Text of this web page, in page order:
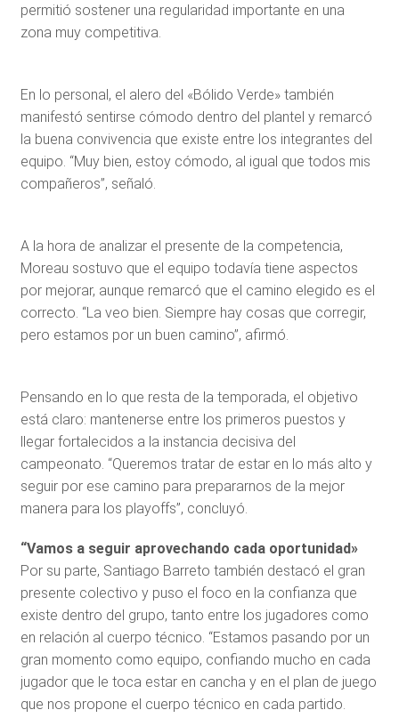
permitió sostener una regularidad importante en una
zona muy competitiva.
En lo personal, el alero del «Bólido Verde» también
manifestó sentirse cómodo dentro del plantel y remarcó
la buena convivencia que existe entre los integrantes del
equipo. “Muy bien, estoy cómodo, al igual que todos mis
compañeros”, señaló.
A la hora de analizar el presente de la competencia,
Moreau sostuvo que el equipo todavía tiene aspectos
por mejorar, aunque remarcó que el camino elegido es el
correcto. “La veo bien. Siempre hay cosas que corregir,
pero estamos por un buen camino”, afirmó.
Pensando en lo que resta de la temporada, el objetivo
está claro: mantenerse entre los primeros puestos y
llegar fortalecidos a la instancia decisiva del
campeonato. “Queremos tratar de estar en lo más alto y
seguir por ese camino para prepararnos de la mejor
manera para los playoffs”, concluyó.
“Vamos a seguir aprovechando cada oportunidad»
Por su parte, Santiago Barreto también destacó el gran
presente colectivo y puso el foco en la confianza que
existe dentro del grupo, tanto entre los jugadores como
en relación al cuerpo técnico. “Estamos pasando por un
gran momento como equipo, confiando mucho en cada
jugador que le toca estar en cancha y en el plan de juego
que nos propone el cuerpo técnico en cada partido.